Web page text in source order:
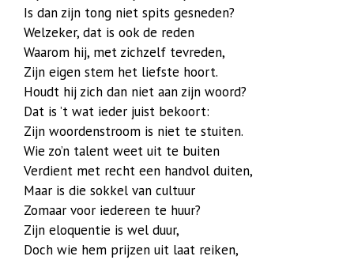
Is dan zijn tong niet spits gesneden?
Welzeker, dat is ook de reden
Waarom hij, met zichzelf tevreden,
Zijn eigen stem het liefste hoort.
Houdt hij zich dan niet aan zijn woord?
Dat is ’t wat ieder juist bekoort:
Zijn woordenstroom is niet te stuiten.
Wie zo’n talent weet uit te buiten
Verdient met recht een handvol duiten,
Maar is die sokkel van cultuur
Zomaar voor iedereen te huur?
Zijn eloquentie is wel duur,
Doch wie hem prijzen uit laat reiken,